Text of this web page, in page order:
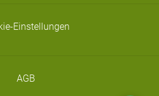
Einstellungen
AGB